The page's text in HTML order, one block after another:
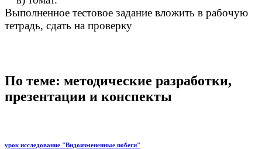
Выполненное тестовое задание вложить в рабочую
тетрадь, сдать на проверку
По теме: методические разработки,
презентации и конспекты
урок исследование "Видоизмененные побеги"